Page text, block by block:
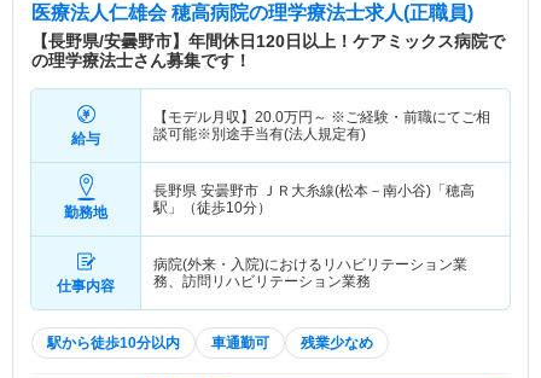
医療法人仁雄会 穂高病院の理学療法士求人(正職員)
【長野県/安曇野市】年間休日120日以上！ケアミックス病院で
の理学療法士さん募集です！
給与
【モデル月収】 20.0万円～ ※ご経験・前職にてご相
談可能※別途手当有(法人規定有)
勤務地
長野県 安曇野市 ＪＲ大糸線(松本－南小谷)「穂高
駅」（徒歩10分）
仕事内容
病院(外来・入院)におけるリハビリテーション業
務、訪問リハビリテーション業務
駅から徒歩10分以内 車通勤可 残業少なめ